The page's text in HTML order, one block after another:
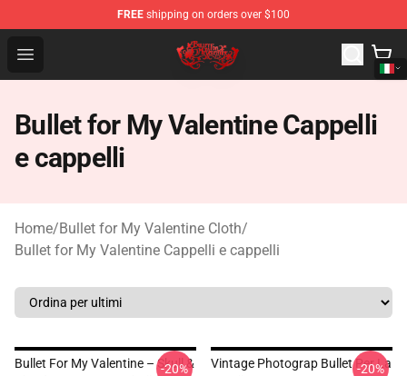
FREE shipping on orders over $100
Open menu
Bullet for My Valentine Store - Official Bullet for My
Bullet for My Valentine Cappelli
e cappelli
Home/Bullet for My Valentine Cloth/
Bullet for My Valentine Cappelli e cappelli
Bullet For My Valentine – Skull &
-20%
Vintage Photograp Bullet Per La
-20%